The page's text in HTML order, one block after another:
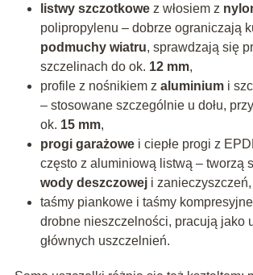
listwy szczotkowez włosiem z
polipropylenu – dobrze ograniczają
podmuchy wiatru, sprawdzają się
szczelinach do ok. 12 mm,
profile z nośnikiem z aluminiumi
– stosowane szczególnie u dołu,
ok. 15 mm,
progi garażowei ciepłe progi z
często z aluminiową listwą – tworzą
wody deszczoweji zanieczyszczeń,
taśmy piankowe i taśmy
drobne nieszczelności, pracują jako
głównych uszczelnień.